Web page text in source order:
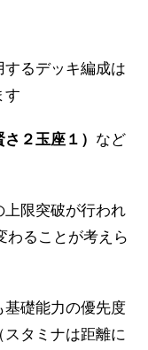
るデッキ編成は
す
２玉座１） など
上限突破が行われ
わることが考えら
基礎能力の優先度
タミナは距離に